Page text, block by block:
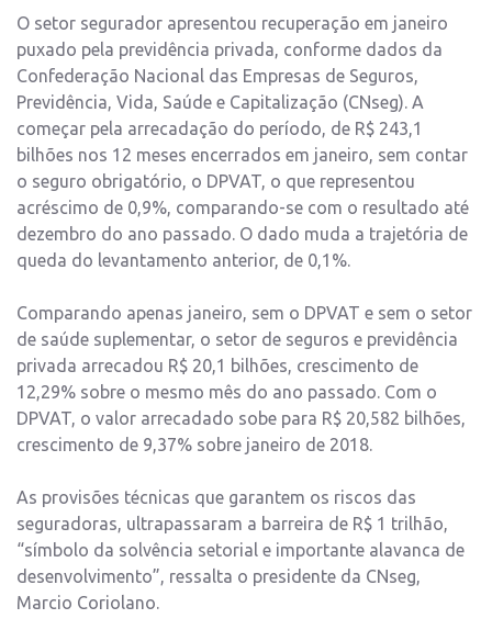
O setor segurador apresentou recuperação em janeiro
puxado pela previdência privada, conforme dados da
Confederação Nacional das Empresas de Seguros,
Previdência, Vida, Saúde e Capitalização (CNseg). A
começar pela arrecadação do período, de R$ 243,1
bilhões nos 12 meses encerrados em janeiro, sem contar
o seguro obrigatório, o DPVAT, o que representou
acréscimo de 0,9%, comparando-se com o resultado até
dezembro do ano passado. O dado muda a trajetória de
queda do levantamento anterior, de 0,1%.
Comparando apenas janeiro, sem o DPVAT e sem o setor
de saúde suplementar, o setor de seguros e previdência
privada arrecadou R$ 20,1 bilhões, crescimento de
12,29% sobre o mesmo mês do ano passado. Com o
DPVAT, o valor arrecadado sobe para R$ 20,582 bilhões,
crescimento de 9,37% sobre janeiro de 2018.
As provisões técnicas que garantem os riscos das
seguradoras, ultrapassaram a barreira de R$ 1 trilhão,
“símbolo da solvência setorial e importante alavanca de
desenvolvimento”, ressalta o presidente da CNseg,
Marcio Coriolano.